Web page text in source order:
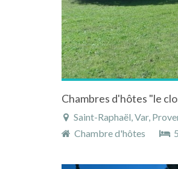
Saint-Raphaël, Var,
Chambre d'hôtes